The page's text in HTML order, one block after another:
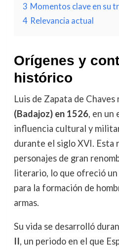
3 Momentos clave en su
4 Relevancia actual
Orígenes y
histórico
Luis de Zapata de Chaves
(Badajoz) en 1526, en un
influencia cultural y
durante el siglo XVI. Esta
personajes de gran
literario, lo que ofreció
para la formación de
armas.
Su vida se desarrolló
II, un periodo en el que